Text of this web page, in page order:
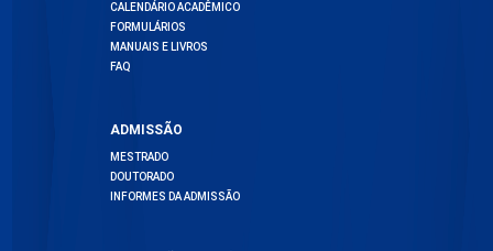
CALENDÁRIO ACADÊMICO
FORMULÁRIOS
MANUAIS E LIVROS
FAQ
ADMISSÃO
MESTRADO
DOUTORADO
INFORMES DA ADMISSÃO